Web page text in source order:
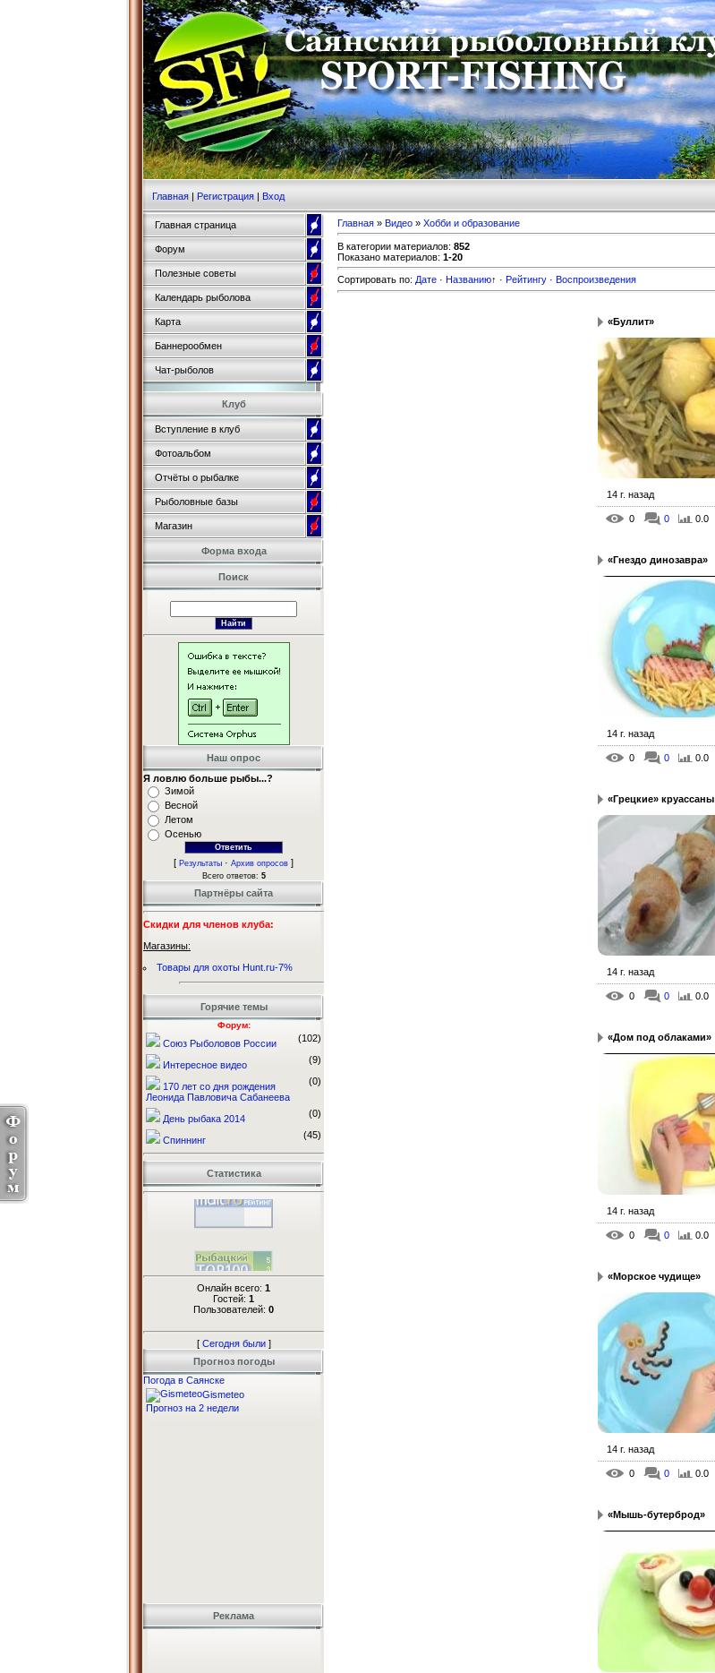
Главная | Регистрация | Вход
Главная страница
Форум
Полезные советы
Календарь рыболова
Карта
Баннерообмен
Чат-рыболов
Клуб
Вступление в клуб
Фотоальбом
Отчёты о рыбалке
Рыболовные базы
Магазин
Форма входа
Поиск
Наш опрос
Я ловлю больше рыбы...?
Зимой
Весной
Летом
Осенью
[ Результаты · Архив опросов ]
Всего ответов: 5
Партнёры сайта
Скидки для членов клуба:
Магазины:
Товары для охоты Hunt.ru-7%
Горячие темы
Форум:
Союз Рыболовов России (102)
Интересное видео (9)
170 лет со дня рождения
Леонида Павловича Сабанеева
(0)
День рыбака 2014 (0)
Спиннинг (45)
Статистика
Онлайн всего: 1
Гостей: 1
Пользователей: 0
[ Сегодня были]
Прогноз погоды
Погода в Саянске
Gismeteo
Прогноз на 2 недели
Реклама
Главная » Видео » Хобби и образование
В категории материалов: 852
Показано материалов: 1-20
Сортировать по: Дате · Названию↑ · Рейтингу · Воспроизведения
«Буллит»
14 г. назад
0 0 0.0
«Гнездо динозавра»
14 г. назад
0 0 0.0
«Грецкие» круассаны
14 г. назад
0 0 0.0
«Дом под облаками»
14 г. назад
0 0 0.0
«Морское чудище»
14 г. назад
0 0 0.0
«Мышь-бутерброд»